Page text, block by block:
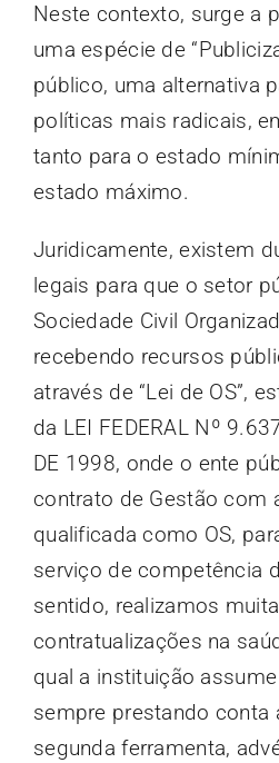
Neste contexto, surge a
uma espécie de
público, uma alternativa
políticas mais radicais,
tanto para o estado
estado máximo.
Juridicamente, existem
legais para que o setor
Sociedade Civil
recebendo recursos
através de “Lei de OS”,
da LEI FEDERAL Nº
DE 1998, onde o ente
contrato de Gestão com
qualificada como OS,
serviço de competência
sentido, realizamos
contratualizações na
qual a instituição
sempre prestando conta
segunda ferramenta,